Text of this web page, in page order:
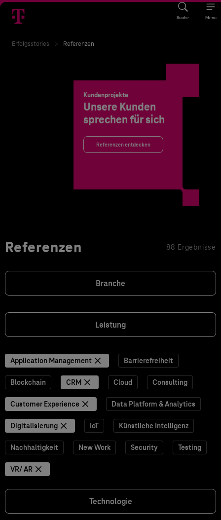
Suche Menü
Erfolgsstories Referenzen
Kundenprojekte
Unsere Kunden
sprechen für sich
Referenzen entdecken
Referenzen 88 Ergebnisse
Branche
Leistung
Application Management Barrierefreiheit
Blockchain CRM Cloud Consulting
Customer Experience Data Platform & Analytics
Digitalisierung IoT Künstliche Intelligenz
Nachhaltigkeit New Work Security Testing
VR/ AR
Technologie